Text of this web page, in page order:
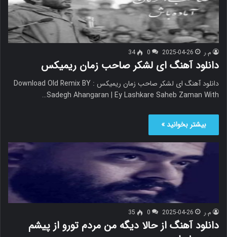
م.ر 2025-04-26
0
34
دانلود آهنگ ای لشکر صاحب زمان ریمیکس
دانلود آهنگ ای لشکر صاحب زمان ریمیکس Download Old Remix BY :
Sadegh Ahangaran | Ey Lashkare Saheb Zaman With…
بیشتر بخوانید »
م.ر 2025-04-26
0
35
دانلود آهنگ از حالا دیگه من مردم تورو از پیشم